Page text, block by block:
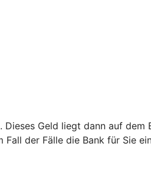
Geld liegt dann auf
der Fälle die Bank für Sie